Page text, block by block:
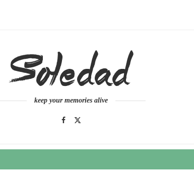
keep your memories alive